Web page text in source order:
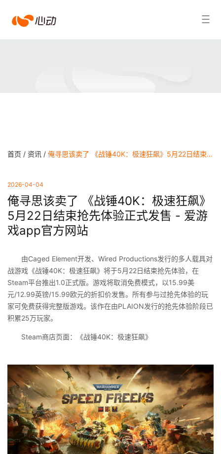
爱搜索结果
首页 / 资讯 / 俺寻思该卖了 《战锤40K：极速狂飙》5月22日结束抢先体验正式发售 - 爱游戏app官方网站
2026-04-04
俺寻思该卖了 《战锤40K：极速狂飙》
5月22日结束抢先体验正式发售 - 爱游
戏app官方网站
由Caged Element开发、Wired Productions发行的多人载具对
战游戏《战锤40K：极速狂飙》将于5月22日结束抢先体验，在
Steam平台推出1.0正式版。游戏将取消免费模式，以15.99美
元/12.99英镑/15.99欧元的折扣价发售。所有参与过抢先体验的玩
家可免费获得完整版游戏。该作在由PLAION发行的抢先体验阶段已
积累25万玩家。
Steam商店页面：《战锤40K：极速狂飙》